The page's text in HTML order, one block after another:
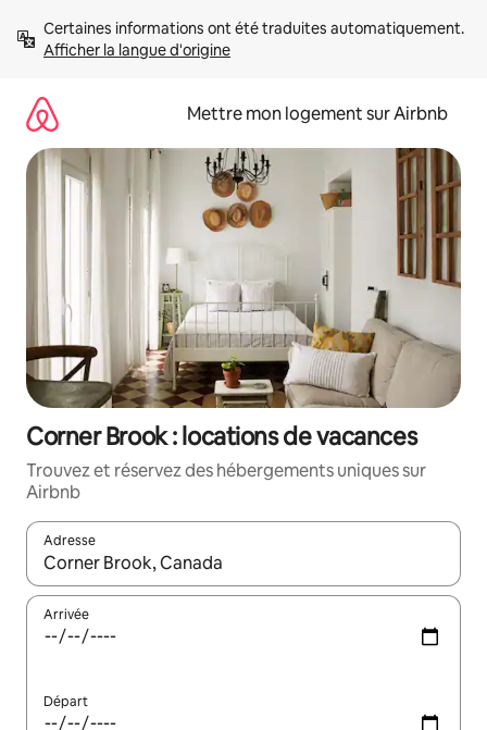
directement
Afficher la langue d'origine
Mettre mon logement sur Airbnb
Corner Brook : locations de vacances
Trouvez et réservez des hébergements uniques sur
Airbnb
Adresse
Lorsque les résultats s'affichent, utilisez les flèches vers le
Arrivée
Départ